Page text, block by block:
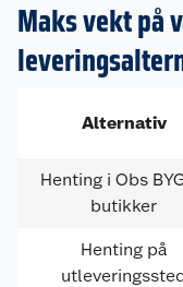
Maks vekt på
Alternativ
Henting i Obs
butikker
Henting på